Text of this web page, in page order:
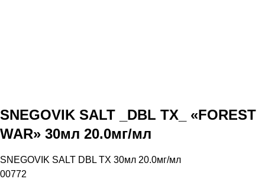
SNEGOVIK SALT _DBL TX_ «FOREST
WAR» 30мл 20.0мг/мл
SNEGOVIK SALT DBL TX 30мл 20.0мг/мл
00772